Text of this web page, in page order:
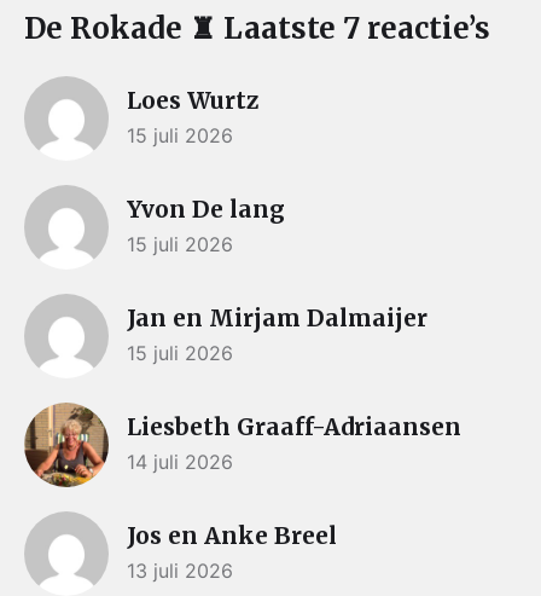
De Rokade ♜ Laatste 7 reactie’s
Loes Wurtz
15 juli 2026
Yvon De lang
15 juli 2026
Jan en Mirjam Dalmaijer
15 juli 2026
Liesbeth Graaff-Adriaansen
14 juli 2026
Jos en Anke Breel
13 juli 2026